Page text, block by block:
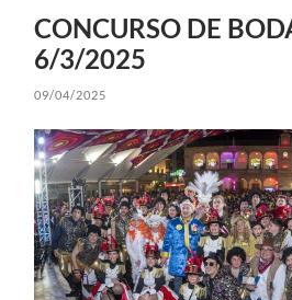
móvil
CONCURSO DE
6/3/2025
09/04/2025